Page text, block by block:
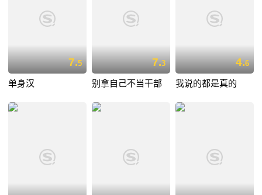
7.5
单身汉
7.3
别拿自己不当干部
4.6
我说的都是真的